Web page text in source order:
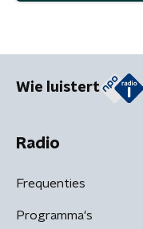
Wie luistert
Radio
Frequenties
Programma's